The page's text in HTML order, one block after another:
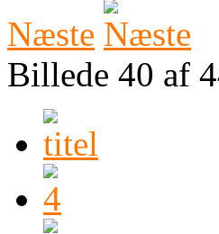
Næste
Billede 40 af